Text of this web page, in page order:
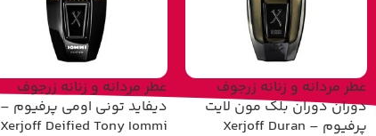
عطر مردانه و زنانه زرجوف
دوران دوران بلک مون لایت
پرفیوم – Xerjoff Duran
عطر مردانه و زنانه زرجوف
دیفاید تونی اومی پرفیوم –
Xerjoff Deified Tony Iommi